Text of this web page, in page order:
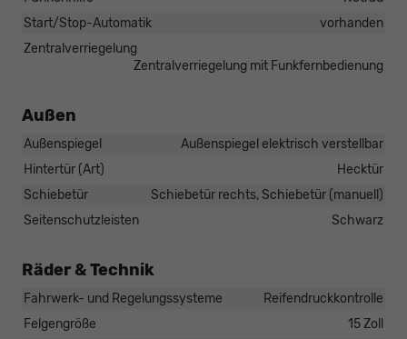
Start/Stop-Automatik
vorhanden
Zentralverriegelung
Zentralverriegelung mit Funkfernbedienung
Außen
Außenspiegel
Außenspiegel elektrisch verstellbar
Hintertür (Art)
Hecktür
Schiebetür
Schiebetür rechts, Schiebetür (manuell)
Seitenschutzleisten
Schwarz
Räder & Technik
Fahrwerk- und Regelungssysteme
Reifendruckkontrolle
Felgengröße
15 Zoll